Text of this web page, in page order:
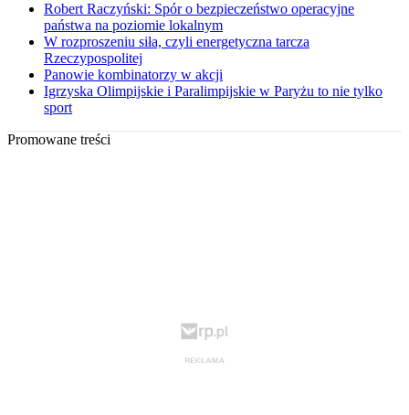
Robert Raczyński: Spór o bezpieczeństwo operacyjne
państwa na poziomie lokalnym
W rozproszeniu siła, czyli energetyczna tarcza
Rzeczypospolitej
Panowie kombinatorzy w akcji
Igrzyska Olimpijskie i Paralimpijskie w Paryżu to nie tylko
sport
Promowane treści